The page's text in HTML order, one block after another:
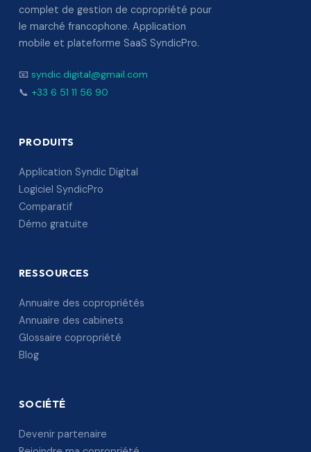
complet de gestion de copropriété pour
le marché francophone. Application
mobile et plateforme SaaS SyndicPro.
📧 syndic.digital@gmail.com
📞 +33 6 51 11 56 90
PRODUITS
Application Syndic Digital
Logiciel SyndicPro
Comparatif
Démo gratuite
RESSOURCES
Annuaire des copropriétés
Annuaire des cabinets
Glossaire copropriété
Blog
SOCIÉTÉ
Devenir partenaire